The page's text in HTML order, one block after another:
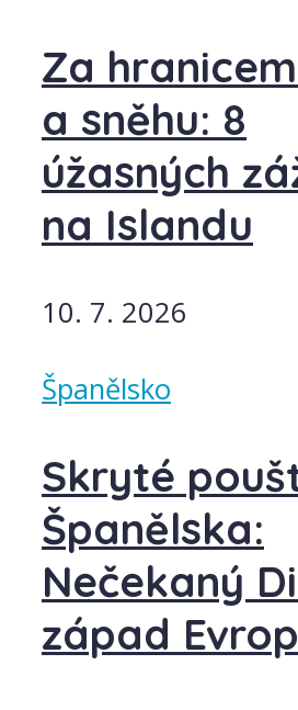
Za
a sněhu: 8
úžasných
na Islandu
10. 7. 2026
Španělsko
Skryté
Španělska:
Nečekaný
západ